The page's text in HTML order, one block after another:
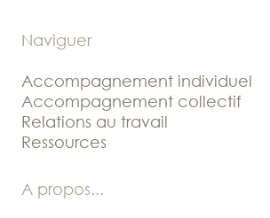
Naviguer
Accompagnement individuel
Accompagnement collectif
Relations au travail
Ressources
A propos...